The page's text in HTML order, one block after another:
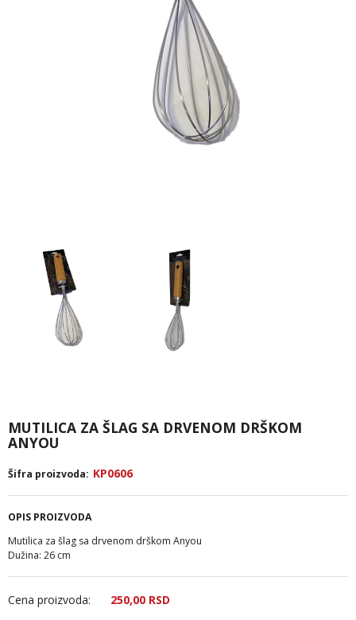
MUTILICA ZA ŠLAG SA DRVENOM DRŠKOM
ANYOU
Šifra proizvoda: KP0606
OPIS PROIZVODA
Mutilica za šlag sa drvenom drškom Anyou
Dužina: 26 cm
Cena proizvoda: 250,00 RSD